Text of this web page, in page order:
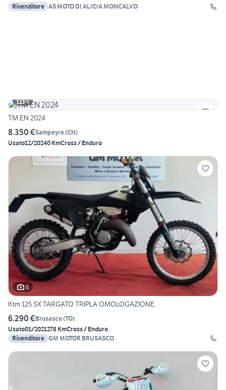
Rivenditore AS MOTO DI ALICIA MONCALVO
6
TM EN 2024
8.350 €Sampeyre(CN)
Usato12/20240 KmCross / Enduro
6
Ktm 125 SX TARGATO TRIPLA OMOLOGAZIONE
6.290 €Brusasco(TO)
Usato01/2021278 KmCross / Enduro
Rivenditore GM MOTOR BRUSASCO